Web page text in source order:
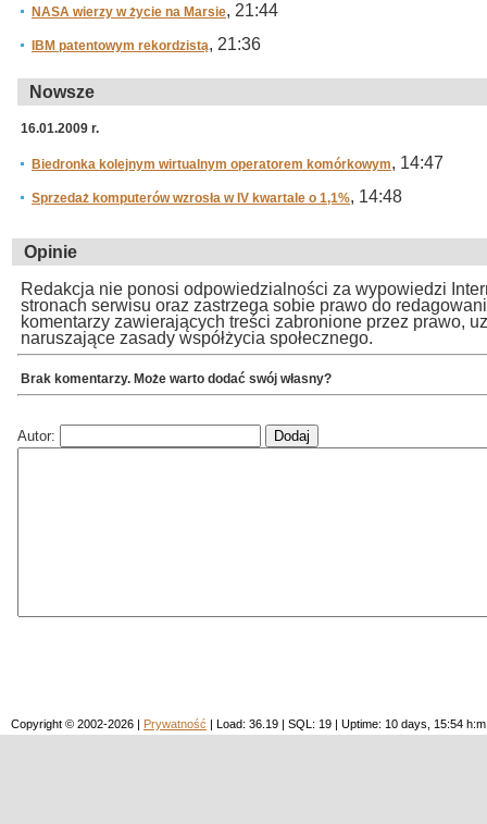
NASA wierzy w życie na Marsie, 21:44
IBM patentowym rekordzistą, 21:36
Nowsze
16.01.2009 r.
Biedronka kolejnym wirtualnym operatorem komórkowym, 14:47
Sprzedaż komputerów wzrosła w IV kwartale o 1,1%, 14:48
Opinie
Redakcja nie ponosi odpowiedzialności za wypowiedzi
stronach serwisu oraz zastrzega sobie prawo do
komentarzy zawierających treści zabronione przez prawo,
naruszające zasady współżycia społecznego.
Brak komentarzy. Może warto dodać swój własny?
Autor:
Copyright © 2002-2026 | Prywatność | Load: 36.19 | SQL: 19 | Uptime: 10 days, 15:54